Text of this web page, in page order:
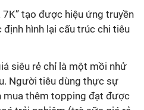
tạo được hiệu ứng truyền
hình lại cấu trúc chi tiêu
siêu rẻ chỉ là một mồi nhử
Người tiêu dùng thực sự
mua thêm topping đạt được